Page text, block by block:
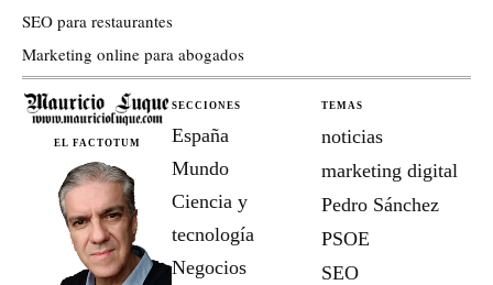
SEO para restaurantes
Marketing online para abogados
EL FACTOTUM
SECCIONES
España
Mundo
Ciencia y
tecnología
Negocios
TEMAS
noticias
marketing digital
Pedro Sánchez
PSOE
SEO